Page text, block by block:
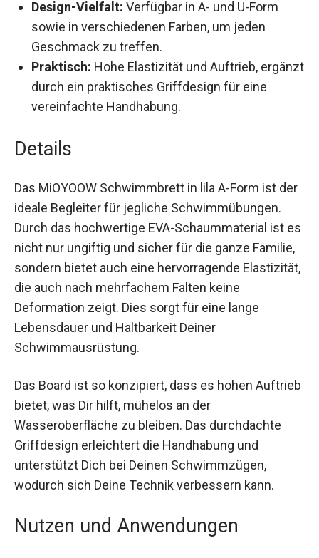
Design-Vielfalt: Verfügbar in A- und U-Form
sowie in verschiedenen Farben, um jeden
Geschmack zu treffen.
Praktisch: Hohe Elastizität und Auftrieb,
ergänzt durch ein praktisches Griffdesign für
eine vereinfachte Handhabung.
Details
Das MiOYOOW Schwimmbrett in lila A-Form ist
der ideale Begleiter für jegliche
Schwimmübungen. Durch das hochwertige EVA-
Schaummaterial ist es nicht nur ungiftig und
sicher für die ganze Familie, sondern bietet auch
eine hervorragende Elastizität, die auch nach
mehrfachem Falten keine Deformation zeigt. Dies
sorgt für eine lange Lebensdauer und Haltbarkeit
Deiner Schwimmausrüstung.
Das Board ist so konzipiert, dass es hohen
Auftrieb bietet, was Dir hilft, mühelos an der
Wasseroberfläche zu bleiben. Das durchdachte
Griffdesign erleichtert die Handhabung und
unterstützt Dich bei Deinen Schwimmzügen,
wodurch sich Deine Technik verbessern kann.
Nutzen und Anwendungen